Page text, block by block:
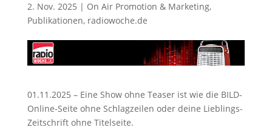
2. Nov. 2025 | On Air Promotion & Marketing,
Publikationen, radiowoche.de
01.11.2025 – Eine Show ohne Teaser ist wie die BILD-
Online-Seite ohne Schlagzeilen oder deine Lieblings-
Zeitschrift ohne Titelseite.